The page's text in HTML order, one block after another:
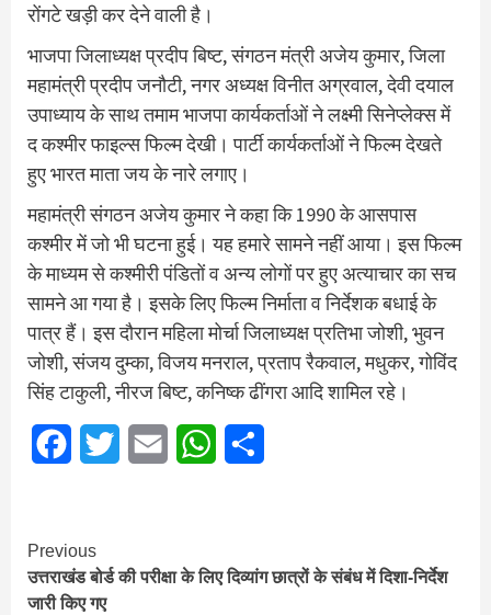
रोंगटे खड़ी कर देने वाली है।
भाजपा जिलाध्यक्ष प्रदीप बिष्ट, संगठन मंत्री अजेय कुमार, जिला
महामंत्री प्रदीप जनौटी, नगर अध्यक्ष विनीत अग्रवाल, देवी दयाल
उपाध्याय के साथ तमाम भाजपा कार्यकर्ताओं ने लक्ष्मी सिनेप्लेक्स में
द कश्मीर फाइल्स फिल्म देखी। पार्टी कार्यकर्ताओं ने फिल्म देखते
हुए भारत माता जय के नारे लगाए।
महामंत्री संगठन अजेय कुमार ने कहा कि 1990 के आसपास
कश्मीर में जो भी घटना हुई। यह हमारे सामने नहीं आया। इस फिल्म
के माध्यम से कश्मीरी पंडितों व अन्य लोगों पर हुए अत्याचार का सच
सामने आ गया है। इसके लिए फिल्म निर्माता व निर्देशक बधाई के
पात्र हैं। इस दौरान महिला मोर्चा जिलाध्यक्ष प्रतिभा जोशी, भुवन
जोशी, संजय दुम्का, विजय मनराल, प्रताप रैकवाल, मधुकर, गोविंद
सिंह टाकुली, नीरज बिष्ट, कनिष्क ढींगरा आदि शामिल रहे।
FacebookTwitter Email WhatsApp
Continue
Reading
Previous
उत्तराखंड बोर्ड की परीक्षा के लिए दिव्यांग छात्रों के संबंध में दिशा-निर्देश
जारी किए गए